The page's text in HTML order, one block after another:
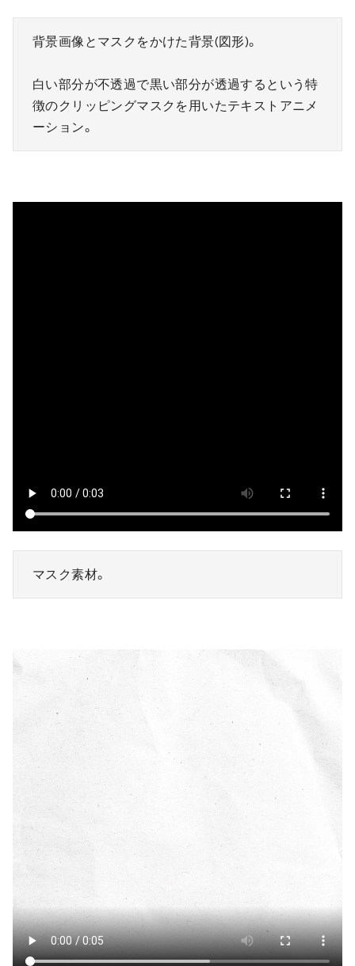
背景画像とマスクをかけた背景(図形)。
白い部分が不透過で黒い部分が透過するという特
徴のクリッピングマスクを用いたテキストアニメ
ーション。
マスク素材。